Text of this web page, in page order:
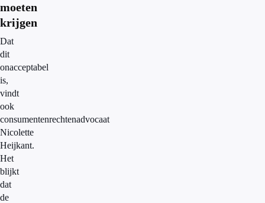
moeten
krijgen
Dat
dit
onacceptabel
is,
vindt
ook
consumentenrechtenadvocaat
Nicolette
Heijkant.
Het
blijkt
dat
de